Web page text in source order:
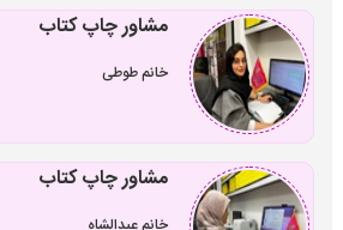
مشاور چاپ کتاب
خانم طوطی
مشاور چاپ کتاب